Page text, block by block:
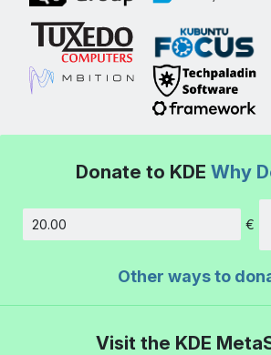
Donate to KDE Why
Amount
€
Other ways to
Visit the KDE